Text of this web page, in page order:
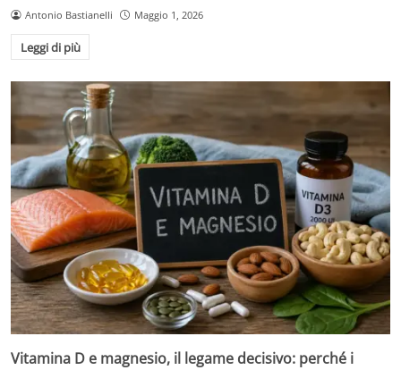
Antonio Bastianelli Maggio 1, 2026
Leggi di più
Vitamina D e magnesio, il legame decisivo: perché i